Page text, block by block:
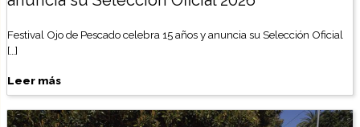
Festival Ojo de Pescado celebra 15 años y anuncia su Selección Oficial
[…]
Leer más